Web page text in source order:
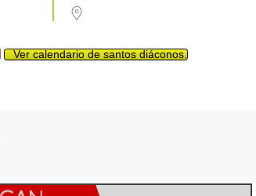
Ver calendario de santos diáconos.